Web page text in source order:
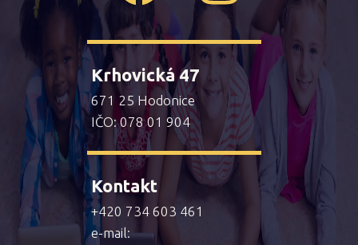
Kontakt
+420 734 603 461
e-mail:
Krhovická 47
671 25 Hodonice
IČO: 078 01 904